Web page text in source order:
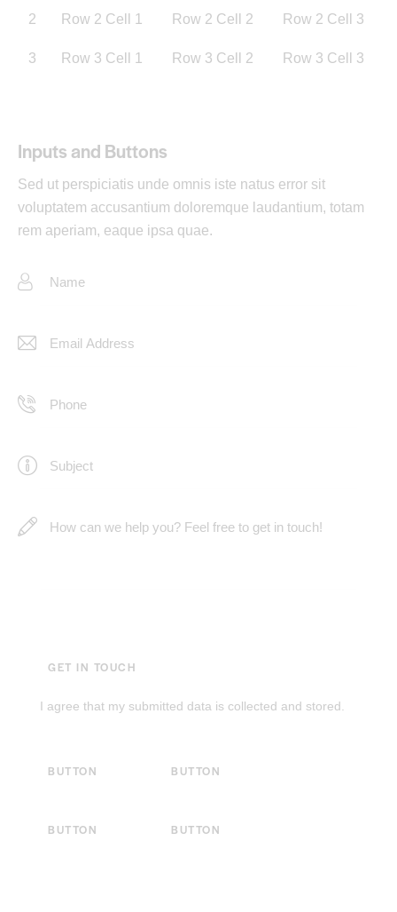
2 Row 2 Cell 1 Row 2 Cell 2 Row 2 Cell 3
3 Row 3 Cell 1 Row 3 Cell 2 Row 3 Cell 3
Inputs and Buttons
Sed ut perspiciatis unde omnis iste natus error sit
voluptatem accusantium doloremque laudantium, totam
rem aperiam, eaque ipsa quae.
I agree that my submitted data is collected and stored
BUTTON BUTTON
BUTTON BUTTON